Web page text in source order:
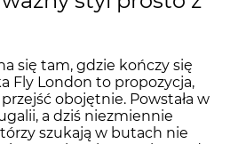
się tam, gdzie kończy się
Fly London to propozycja,
obojętnie. Powstała w
a dziś niezmiennie
szukają w butach nie